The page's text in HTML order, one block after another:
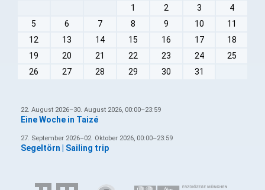
1
2 3
4
5
6 7 8 9 10
11
12
13 14 15 16 17
18
19
20 21 22 23 24
25
26
27 28 29 30 31
22. August 2026–30. August 2026, 00:00–23:59
Eine Woche in Taizé
27. September 2026–02. Oktober 2026, 00:00–23:59
Segeltörn | Sailing trip